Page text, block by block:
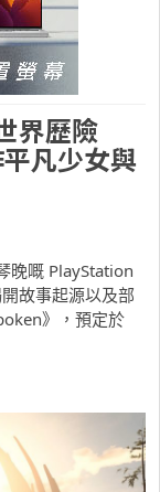
界歷險
凡少女與
晚嘅 PlayStation
故事起源以及部
》，預定於